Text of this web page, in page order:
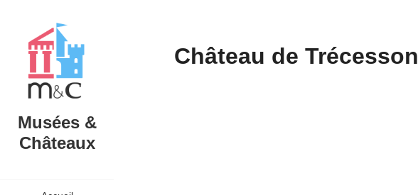
Musées &
Châteaux
Château de Trécesson